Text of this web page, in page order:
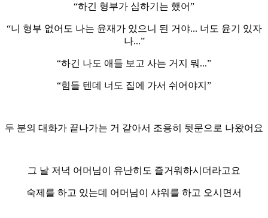
“하긴 형부가 심하기는 했어”
“니 형부 없어도 나는 윤재가 있으니 된 거야... 너도 윤기 있자
나...”
“하긴 나도 애들 보고 사는 거지 뭐...”
“힘들 텐데 너도 집에 가서 쉬어야지”
두 분의 대화가 끝나가는 거 같아서 조용히 뒷문으로 나왔어요
그 날 저녁 어머님이 유난히도 즐거워하시더라고요
숙제를 하고 있는데 어머님이 샤워를 하고 오시면서